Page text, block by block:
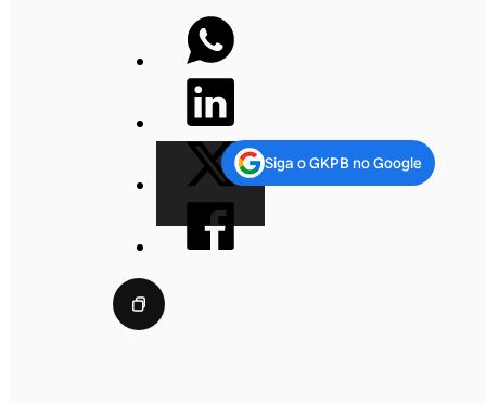
Siga o GKPB no Google